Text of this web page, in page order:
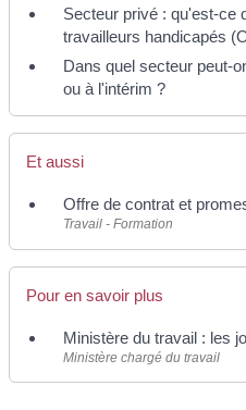
Secteur privé : qu'est-ce
travailleurs handicapés
Dans quel secteur peut-
ou à l'intérim ?
Et aussi
Offre de contrat et
Travail - Formation
Pour en savoir plus
Ministère du travail : les
Ministère chargé du travail